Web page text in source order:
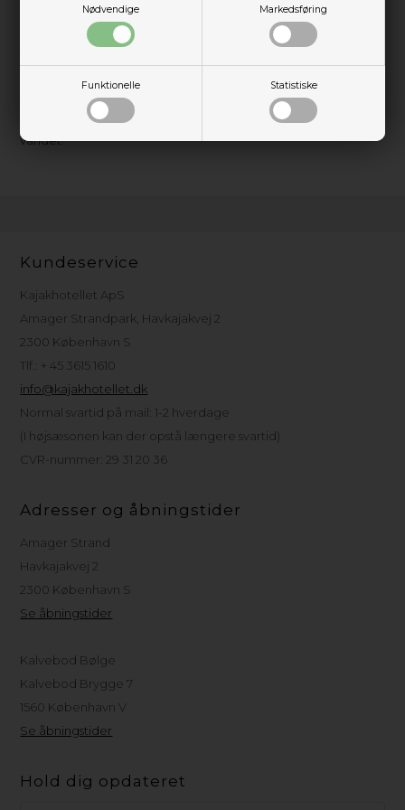
Nødvendige Markedsføring
Funktionelle Statistiske
Handskerne har en ergonomisk pasform, der er specielt
tilpasset kvinders hænder, og de justerbare stropper ved
håndleddene sikrer en perfekt og sikker pasform. Med deres
lette og fleksible design giver NRS Womens Boaters Gloves
fremragende bevægelsesfrihed, hvilket gør dem til et
uundværligt tilbehør for kvinder, der elsker at tilbringe tid på
vandet.
Kundeservice
Kajakhotellet ApS
Amager Strandpark, Havkajakvej 2
2300 København S
Tlf.: + 45 3615 1610
info@kajakhotellet.dk
Normal svartid på mail: 1-2 hverdage
(I højsæsonen kan der opstå længere svartid)
CVR-nummer: 29 31 20 36
Adresser og åbningstider
Amager Strand
Havkajakvej 2
2300 København S
Se åbningstider
Kalvebod Bølge
Kalvebod Brygge 7
1560 København V
Se åbningstider
Hold dig opdateret